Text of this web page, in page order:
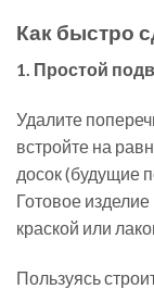
Как быстро
1. Простой
Удалите
встройте на
досок (будущие
Готовое
краской или
Пользуясь